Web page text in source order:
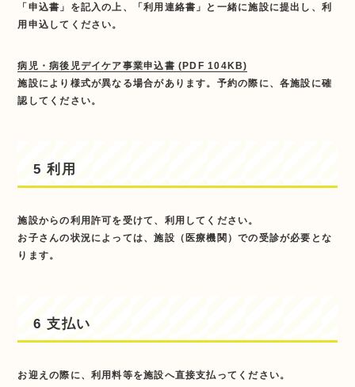
「申込書」を記入の上、「利用連絡書」と一緒に施設に提出し、利
用申込してください。
病児・病後児デイケア事業申込書 (PDF 104KB)
施設により様式が異なる場合があります。予約の際に、各施設に確
認してください。
5 利用
施設からの利用許可を受けて、利用してください。
お子さんの状況によっては、施設（医療機関）での受診が必要とな
ります。
6 支払い
お迎えの際に、利用料等を施設へ直接支払ってください。